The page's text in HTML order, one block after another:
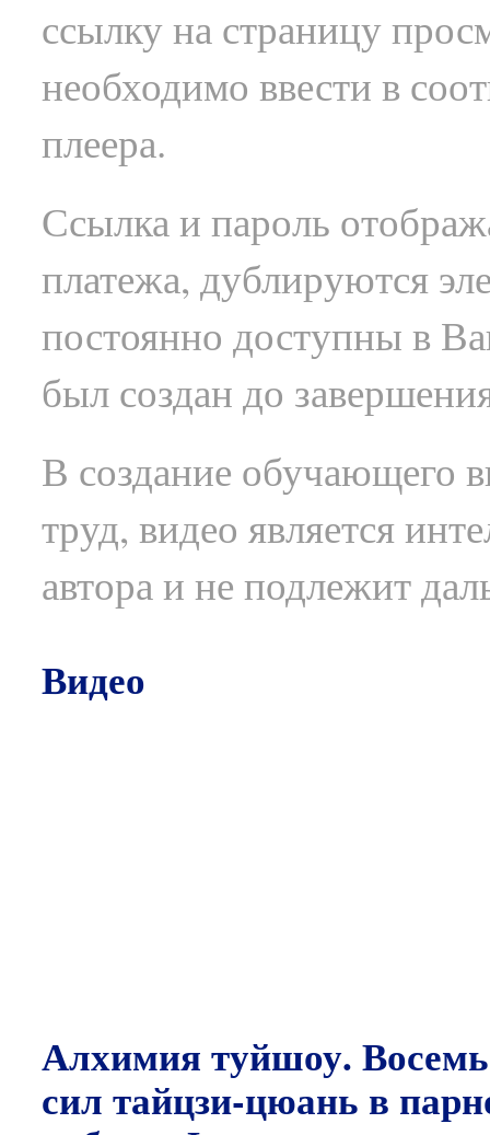
ссылку на страницу
необходимо ввести в
плеера.
Ссылка и пароль
платежа, дублируются
постоянно доступны в
был создан до
В создание обучающего
труд, видео является
автора и не подлежит
Видео
Алхимия туйшоу. Восемь
сил тайцзи-цюань в